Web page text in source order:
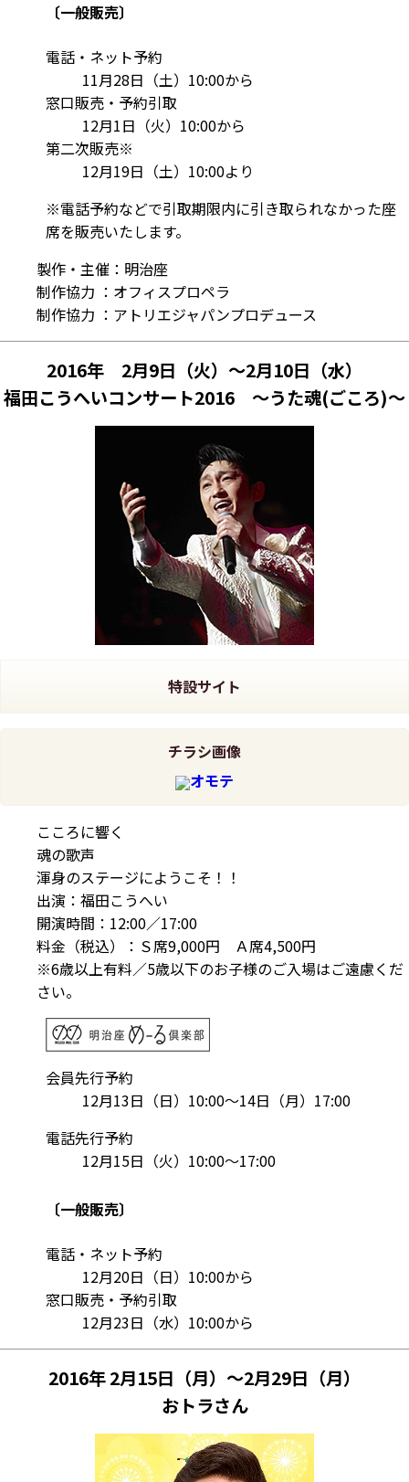
〔一般販売〕
電話・ネット予約
11月28日（土）10:00から
窓口販売・予約引取
12月1日（火）10:00から
第二次販売※
12月19日（土）10:00より
※電話予約などで引取期限内に引き取られなかった座
席を販売いたします。
製作・主催：明治座
制作協力 ：オフィスプロペラ
制作協力 ：アトリエジャパンプロデュース
2016年 2月9日（火）～2月10日（水）
福田こうへいコンサート2016 ～うた魂(ごころ)～
特設サイト
チラシ画像
オモテ
こころに響く
魂の歌声
渾身のステージにようこそ！！
出演：福田こうへい
開演時間：12:00／17:00
料金（税込）：Ｓ席9,000円 Ａ席4,500円
※6歳以上有料／5歳以下のお子様のご入場はご遠慮くだ
さい。
会員先行予約
12月13日（日）10:00～14日（月）17:00
電話先行予約
12月15日（火）10:00～17:00
〔一般販売〕
電話・ネット予約
12月20日（日）10:00から
窓口販売・予約引取
12月23日（水）10:00から
2016年 2月15日（月）～2月29日（月）
おトラさん